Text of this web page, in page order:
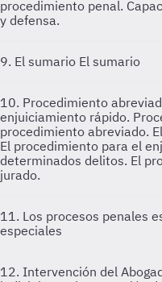
procedimiento penal.
y defensa.
9. El sumario El sumario
10. Procedimiento
enjuiciamiento rápido.
procedimiento abreviado.
El procedimiento para el
determinados delitos. El
jurado.
11. Los procesos penales
especiales
12. Intervención del